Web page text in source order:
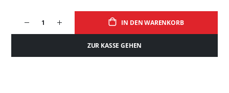
IN DEN WARENKORB
ZUR KASSE GEHEN